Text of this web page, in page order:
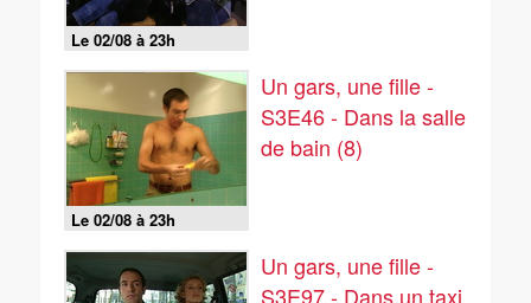
Le 02/08 à 23h
Le 02/08 à 23h
Un gars, une fille -
S3E46 - Dans la salle
de bain (8)
Un gars, une fille -
S3E97 - Dans un taxi